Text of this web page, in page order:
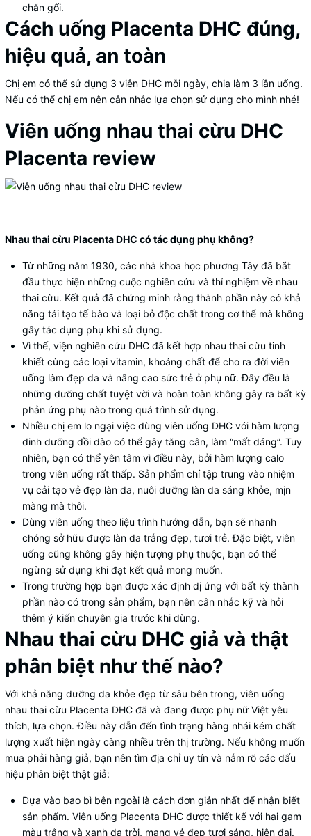
chăn gối.
Cách uống Placenta DHC đúng,
hiệu quả, an toàn
Chị em có thể sử dụng 3 viên DHC mỗi ngày, chia làm 3 lần uống.
Nếu có thể chị em nên cân nhắc lựa chọn sử dụng cho mình nhé!
Viên uống nhau thai cừu DHC
Placenta review
Nhau thai cừu Placenta DHC có tác dụng phụ không?
Từ những năm 1930, các nhà khoa học phương Tây đã bắt
đầu thực hiện những cuộc nghiên cứu và thí nghiệm về nhau
thai cừu. Kết quả đã chứng minh rằng thành phần này có khả
năng tái tạo tế bào và loại bỏ độc chất trong cơ thể mà không
gây tác dụng phụ khi sử dụng.
Vì thế, viện nghiên cứu DHC đã kết hợp nhau thai cừu tinh
khiết cùng các loại vitamin, khoáng chất để cho ra đời viên
uống làm đẹp da và nâng cao sức trẻ ở phụ nữ. Đây đều là
những dưỡng chất tuyệt vời và hoàn toàn không gây ra bất kỳ
phản ứng phụ nào trong quá trình sử dụng.
Nhiều chị em lo ngại việc dùng viên uống DHC với hàm lượng
dinh dưỡng dồi dào có thể gây tăng cân, làm “mất dáng”. Tuy
nhiên, bạn có thể yên tâm vì điều này, bởi hàm lượng calo
trong viên uống rất thấp. Sản phẩm chỉ tập trung vào nhiệm
vụ cải tạo vẻ đẹp làn da, nuôi dưỡng làn da sáng khỏe, mịn
màng mà thôi.
Dùng viên uống theo liệu trình hướng dẫn, bạn sẽ nhanh
chóng sở hữu được làn da trắng đẹp, tươi trẻ. Đặc biệt, viên
uống cũng không gây hiện tượng phụ thuộc, bạn có thể
ngừng sử dụng khi đạt kết quả mong muốn.
Trong trường hợp bạn được xác định dị ứng với bất kỳ thành
phần nào có trong sản phẩm, bạn nên cân nhắc kỹ và hỏi
thêm ý kiến chuyên gia trước khi dùng.
Nhau thai cừu DHC giả và thật
phân biệt như thế nào?
Với khả năng dưỡng da khỏe đẹp từ sâu bên trong, viên uống
nhau thai cừu Placenta DHC đã và đang được phụ nữ Việt yêu
thích, lựa chọn. Điều này dẫn đến tình trạng hàng nhái kém chất
lượng xuất hiện ngày càng nhiều trên thị trường. Nếu không muốn
mua phải hàng giả, bạn nên tìm địa chỉ uy tín và nắm rõ các dấu
hiệu phân biệt thật giả:
Dựa vào bao bì bên ngoài là cách đơn giản nhất để nhận biết
sản phẩm. Viên uống Placenta DHC được thiết kế với hai gam
màu trắng và xanh da trời, mang vẻ đẹp tươi sáng, hiện đại.